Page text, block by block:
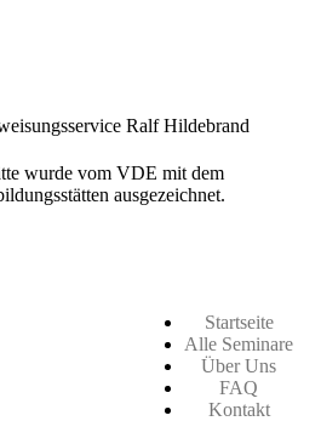
Startseite
Alle Seminare
Über Uns
FAQ
Kontakt